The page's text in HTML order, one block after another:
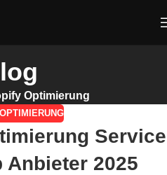
Optimierung
Service
Anbieter 2025